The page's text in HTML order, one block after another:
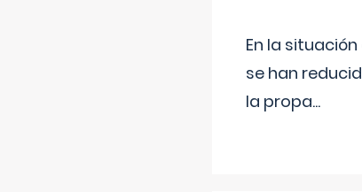
En la
se han
la propa...